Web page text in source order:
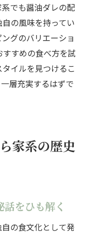
でも醤油ダレの配
の風味を持ってい
グのバリエーショ
すめの食べ方を試
イルを見つけるこ
層充実するはずで
家系の歴史
をひも解く
の食文化として発